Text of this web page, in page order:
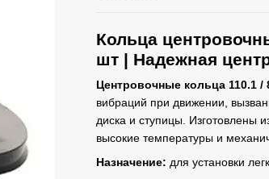
Кольца
шт | Надежная
Центровочные кольца 110.1 /
вибраций при движении,
диска и ступицы. Изготовлены
высокие температуры и
Назначение: для установки